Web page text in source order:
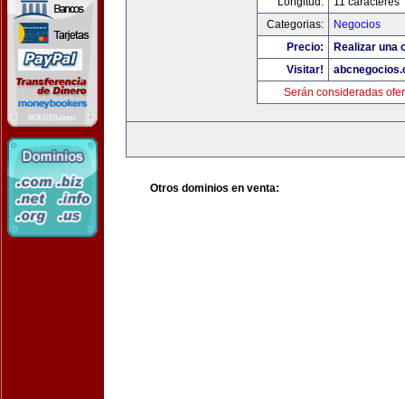
Categorias:
Negocios
Precio:
Realizar una
Visitar!
Serán consideradas
Otros dominios en venta: